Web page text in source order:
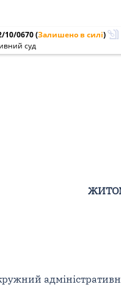
10/0670(Залишено в силі)
суд